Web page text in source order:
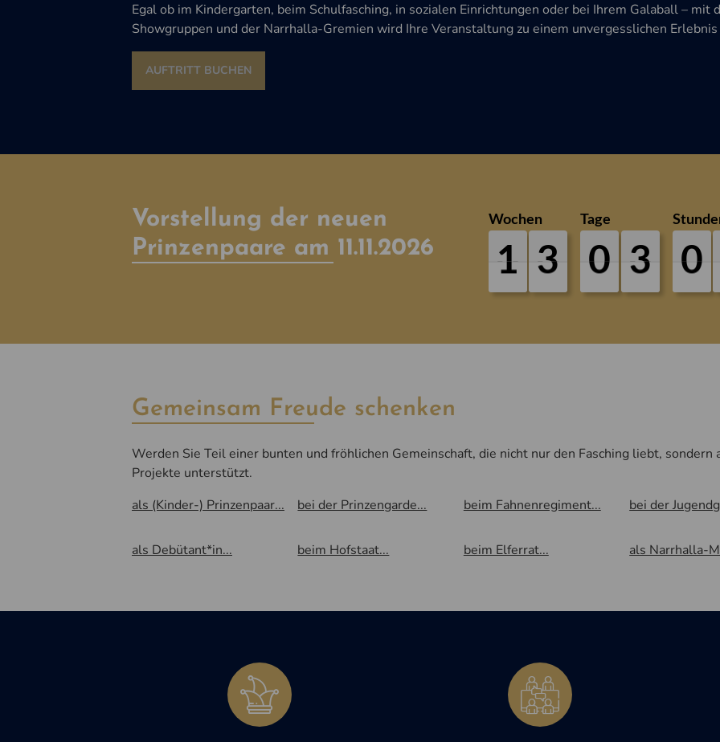
Egal ob im Kindergarten, beim Schulfasching, in sozialen Einrichtungen oder bei Ihrem Galaball –
Showgruppen und der Narrhalla-Gremien wird Ihre Veranstaltung zu einem unvergesslichen
AUFTRITT BUCHEN
Vorstellung der neuen
Prinzenpaare am 11.11.2026
0
1
0
1 0
3
0
3
Wochen
0
0
0
0 0
3
0
3
Tage
0
0
0
0
Gemeinsam Freude schenken
Werden Sie Teil einer bunten und fröhlichen Gemeinschaft, die nicht nur den Fasching liebt, sondern
Projekte unterstützt.
als (Kinder-) Prinzenpaar...
bei der Prinzengarde... beim Fahnenregiment... bei der
als Debütant*in... beim Hofstaat... beim Elferrat... als Narrhalla-